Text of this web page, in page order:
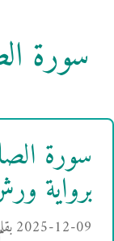
سورة
سورة
برواية
2025-12-09